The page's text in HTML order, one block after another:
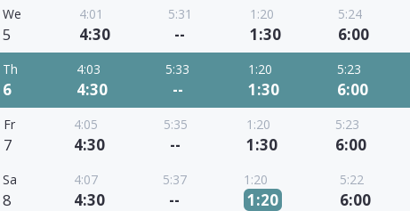
We
5
4:01
4:30
5:31
--
1:20
1:30
5:24
6:00
Th
6
4:03
4:30
5:33
--
1:20
1:30
5:23
6:00
Fr
7
4:05
4:30
5:35
--
1:20
1:30
5:23
6:00
Sa
8
4:07
4:30
5:37
--
1:20
1:20
5:22
6:00